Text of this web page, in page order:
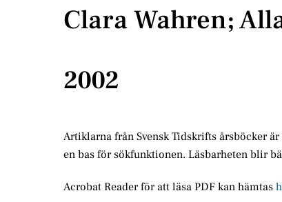
Clara Wahren;
2002
Artiklarna från Svensk Tidskrifts årsböcker
en bas för sökfunktionen. Läsbarheten blir
Acrobat Reader för att läsa PDF kan hämtas